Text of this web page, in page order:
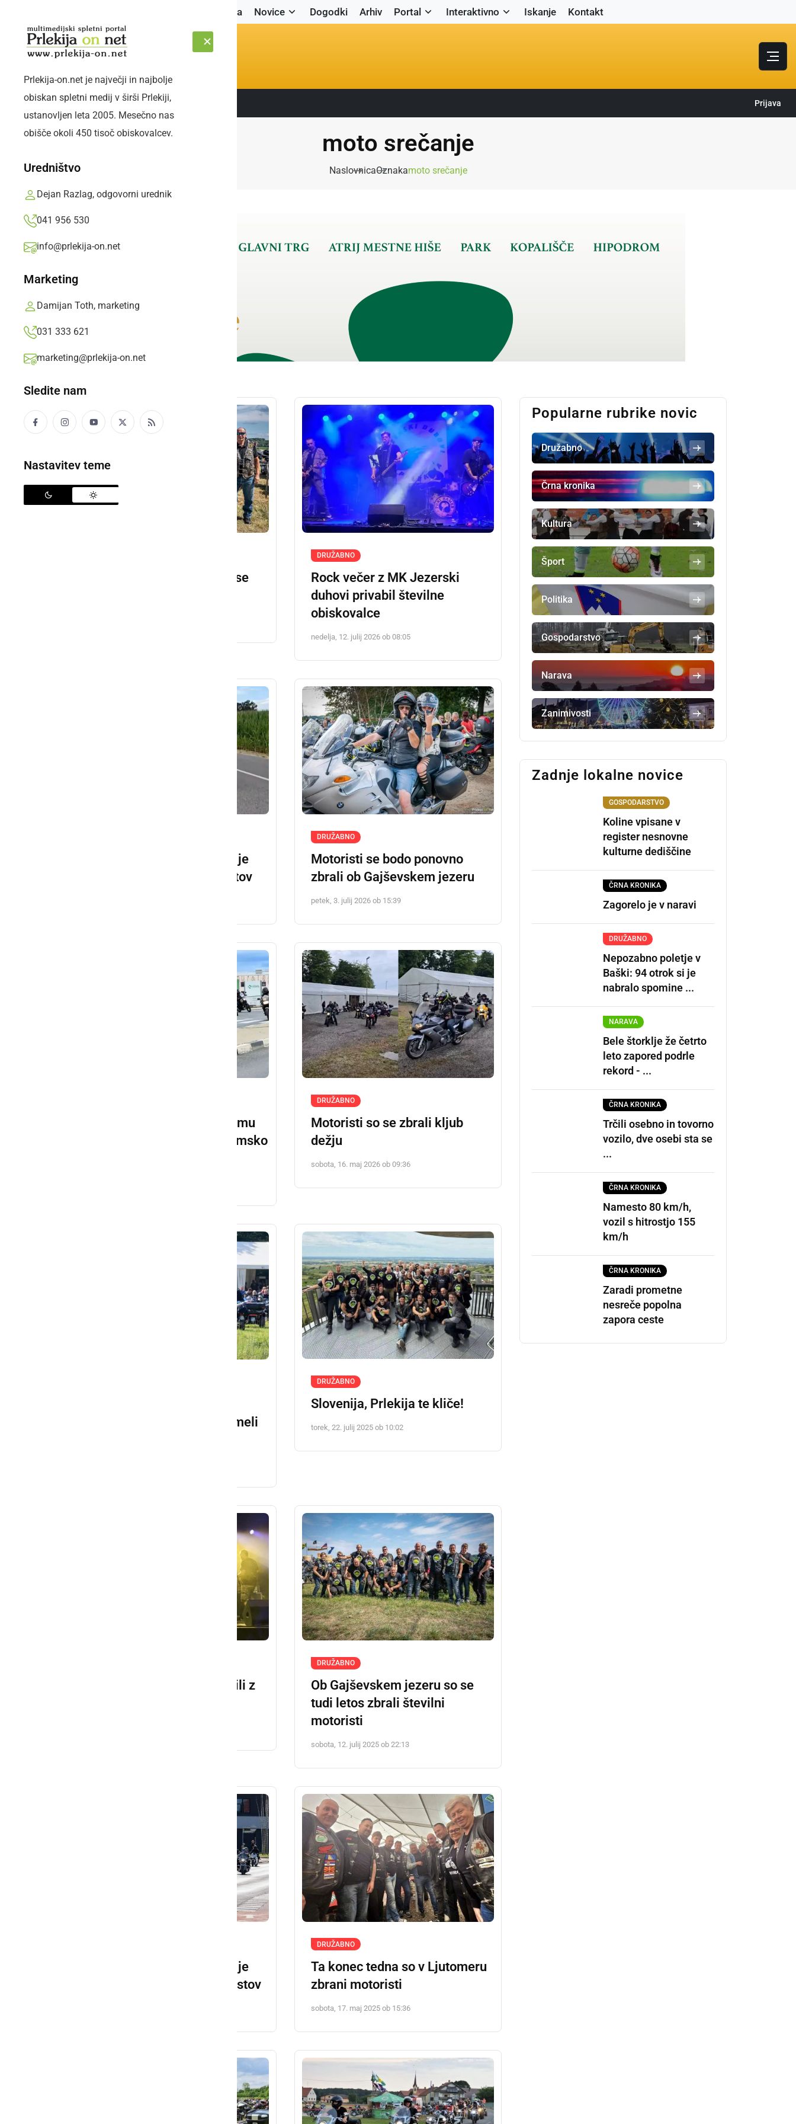
Naslovnica Novice Dogodki Arhiv Portal Interaktivno Iskanje Kontakt
ČETRTEK, 6. AVGUST 2026 Sledite nam: Prijava
Prlekija-on.net je največji in najbolje
obiskan spletni medij v širši Prlekiji,
ustanovljen leta 2005. Mesečno nas
obišče okoli 450 tisoč obiskovalcev.
Uredništvo
Dejan Razlag, odgovorni urednik
041 956 530
info@prlekija-on.net
Marketing
Damijan Toth, marketing
031 333 621
marketing@prlekija-on.net
Sledite nam
Nastavitev teme
moto srečanje
NaslovnicaOznakamoto srečanje
Ob Gajševskem jezeru so se
DRUŽABNO
Rock večer z MK Jezerski
duhovi privabil številne
obiskovalce
nedelja, 12. julij 2026 ob 08:05
Na panoramsko vožnjo se je
podalo preko 300 motoristov
DRUŽABNO
Motoristi se bodo ponovno
zbrali ob Gajševskem jezeru
petek, 3. julij 2026 ob 15:39
Motoristi so se kljub slabemu
vremenu podali na panoramsko
DRUŽABNO
Motoristi so se zbrali kljub
dežju
sobota, 16. maj 2026 ob 09:36
Ljutomeru ponovno zahrumeli
DRUŽABNO
Slovenija, Prlekija te kliče!
torek, 22. julij 2025 ob 10:02
Motoristi srečanje zaključili z
DRUŽABNO
Ob Gajševskem jezeru so se
tudi letos zbrali številni
motoristi
sobota, 12. julij 2025 ob 22:13
Na panoramsko vožnjo se je
zapeljalo okoli 150 motoristov
DRUŽABNO
Ta konec tedna so v Ljutomeru
zbrani motoristi
sobota, 17. maj 2025 ob 15:36
Popularne rubrike novic
Družabno
Črna kronika
Kultura
Šport
Politika
Gospodarstvo
Narava
Zanimivosti
Zadnje lokalne novice
GOSPODARSTVO
Koline vpisane v
register nesnovne
kulturne dediščine
ČRNA KRONIKA
Zagorelo je v naravi
DRUŽABNO
Nepozabno poletje v
Baški: 94 otrok si je
nabralo spomine ...
NARAVA
Bele štorklje že četrto
leto zapored podrle
rekord - ...
ČRNA KRONIKA
Trčili osebno in tovorno
vozilo, dve osebi sta se
...
ČRNA KRONIKA
Namesto 80 km/h,
vozil s hitrostjo 155
km/h
ČRNA KRONIKA
Zaradi prometne
nesreče popolna
zapora ceste